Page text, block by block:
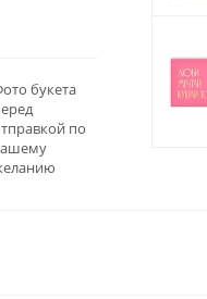
букета
по